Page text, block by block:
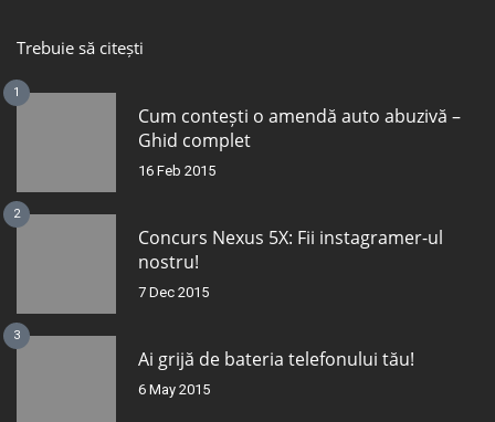
Trebuie să citești
1
Cum contești o amendă auto abuzivă –
Ghid complet
16 Feb 2015
2
Concurs Nexus 5X: Fii instagramer-ul
nostru!
7 Dec 2015
3
Ai grijă de bateria telefonului tău!
6 May 2015